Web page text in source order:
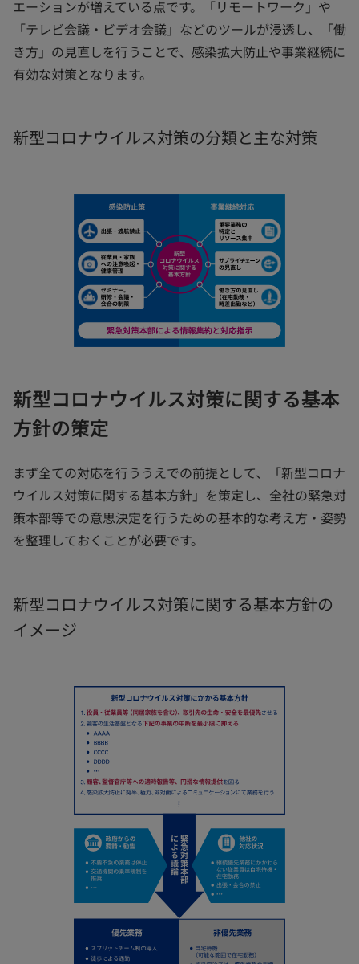
エーションが増えている点です。「リモートワーク」や
「テレビ会議・ビデオ会議」などのツールが浸透し、「働
き方」の見直しを行うことで、感染拡大防止や事業継続に
有効な対策となります。
新型コロナウイルス対策の分類と主な対策
新型コロナウイルス対策に関する基本
方針の策定
まず全ての対応を行ううえでの前提として、「新型コロナ
ウイルス対策に関する基本方針」を策定し、全社の緊急対
策本部等での意思決定を行うための基本的な考え方・姿勢
を整理しておくことが必要です。
新型コロナウイルス対策に関する基本方針の
イメージ